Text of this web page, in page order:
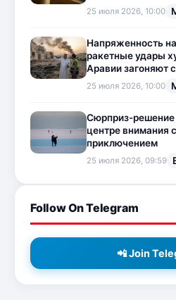
25 июля 2026, 10:00
Напряженность
ракетные удары
Аравии загоняют
25 июля 2026, 10:00
Сюрприз-решение
центре внимания
приключением
25 июля 2026, 09:59
Follow On Telegram
📲 Join